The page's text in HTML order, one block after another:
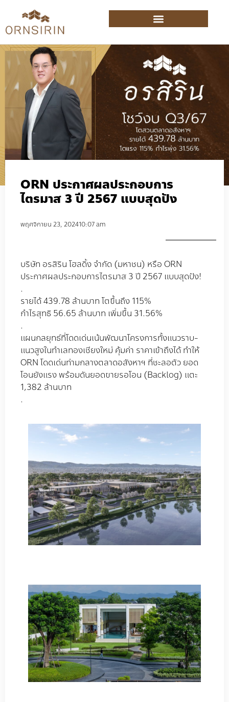
ORN ประกาศผลประกอบการ
ไตรมาส 3 ปี 2567 แบบสุดปัง
พฤศจิกายน 23, 202410:07 am
บริษัท อรสิริน โฮลดิ้ง จำกัด (มหาชน) หรือ ORN
ประกาศผลประกอบการไตรมาส 3 ปี 2567 แบบสุดปัง!
.
รายได้ 439.78 ล้านบาท โตขึ้นถึง 115%
กำไรสุทธิ 56.65 ล้านบาท เพิ่มขึ้น 31.56%
.
แผนกลยุทธ์ที่โดดเด่นเน้นพัฒนาโครงการทั้งแนวราบ-
แนวสูงในทำเลทองเชียงใหม่ คุ้มค่า ราคาเข้าถึงได้ ทำให้
ORN โดดเด่นท่ามกลางตลาดอสังหาฯ ที่ชะลอตัว ยอด
โอนยังแรง พร้อมดันยอดขายรอโอน (Backlog) แตะ
1,382 ล้านบาท
.